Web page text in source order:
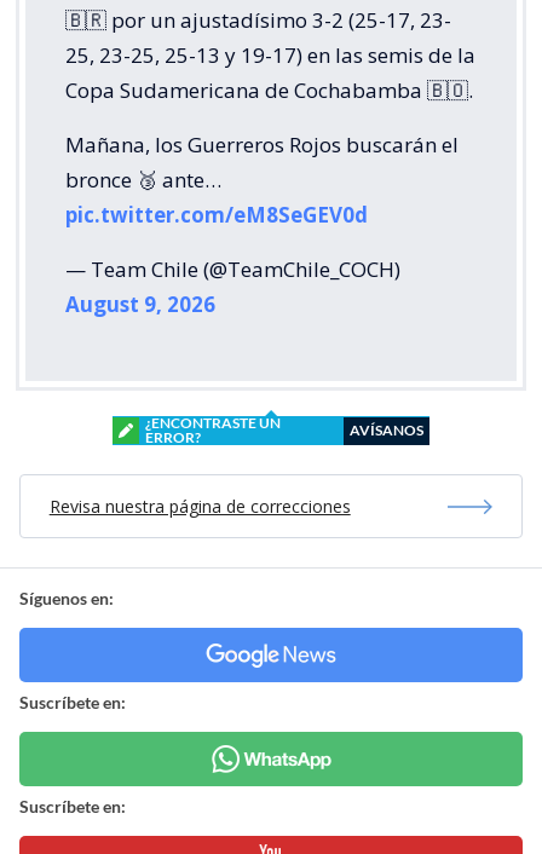
🇧🇷 por un ajustadísimo 3-2 (25-17, 23-
25, 23-25, 25-13 y 19-17) en las semis de la
Copa Sudamericana de Cochabamba 🇧🇴.
Mañana, los Guerreros Rojos buscarán el
bronce 🥉 ante…
pic.twitter.com/eM8SeGEV0d
— Team Chile (@TeamChile_COCH)
August 9, 2026
¿ENCONTRASTE UN
ERROR?
AVÍSANOS
Revisa nuestra página de correcciones
Síguenos en:
Suscríbete en:
Suscríbete en: